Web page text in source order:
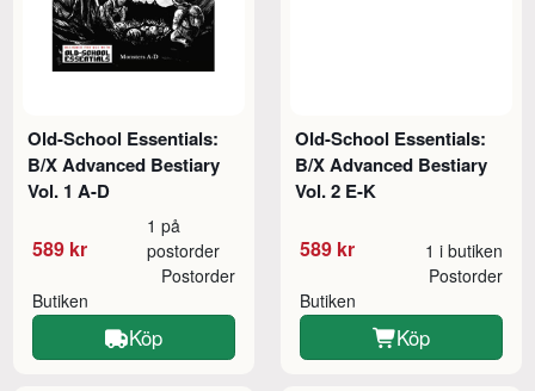
Old-School Essentials:
B/X Advanced Bestiary
Vol. 1 A-D
589 kr
1 på
postorder
Butiken
Postorder
Köp
Old-School Essentials:
B/X Advanced Bestiary
Vol. 2 E-K
589 kr 1 i butiken
Butiken
Postorder
Köp